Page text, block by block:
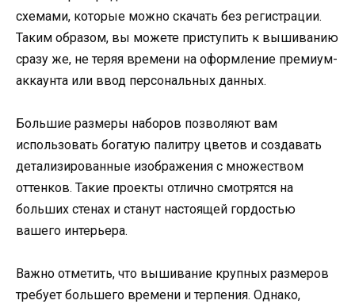
схемами, которые можно скачать без регистрации.
Таким образом, вы можете приступить к вышиванию
сразу же, не теряя времени на оформление премиум-
аккаунта или ввод персональных данных.
Большие размеры наборов позволяют вам
использовать богатую палитру цветов и создавать
детализированные изображения с множеством
оттенков. Такие проекты отлично смотрятся на
больших стенах и станут настоящей гордостью
вашего интерьера.
Важно отметить, что вышивание крупных размеров
требует большего времени и терпения. Однако,